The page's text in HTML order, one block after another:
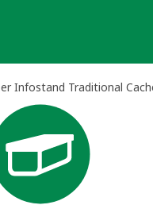
Infostand Traditional